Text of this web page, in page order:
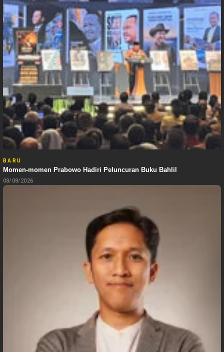
BARU
Momen-momen Prabowo Hadiri Peluncuran Buku Bahlil
08/08/2026